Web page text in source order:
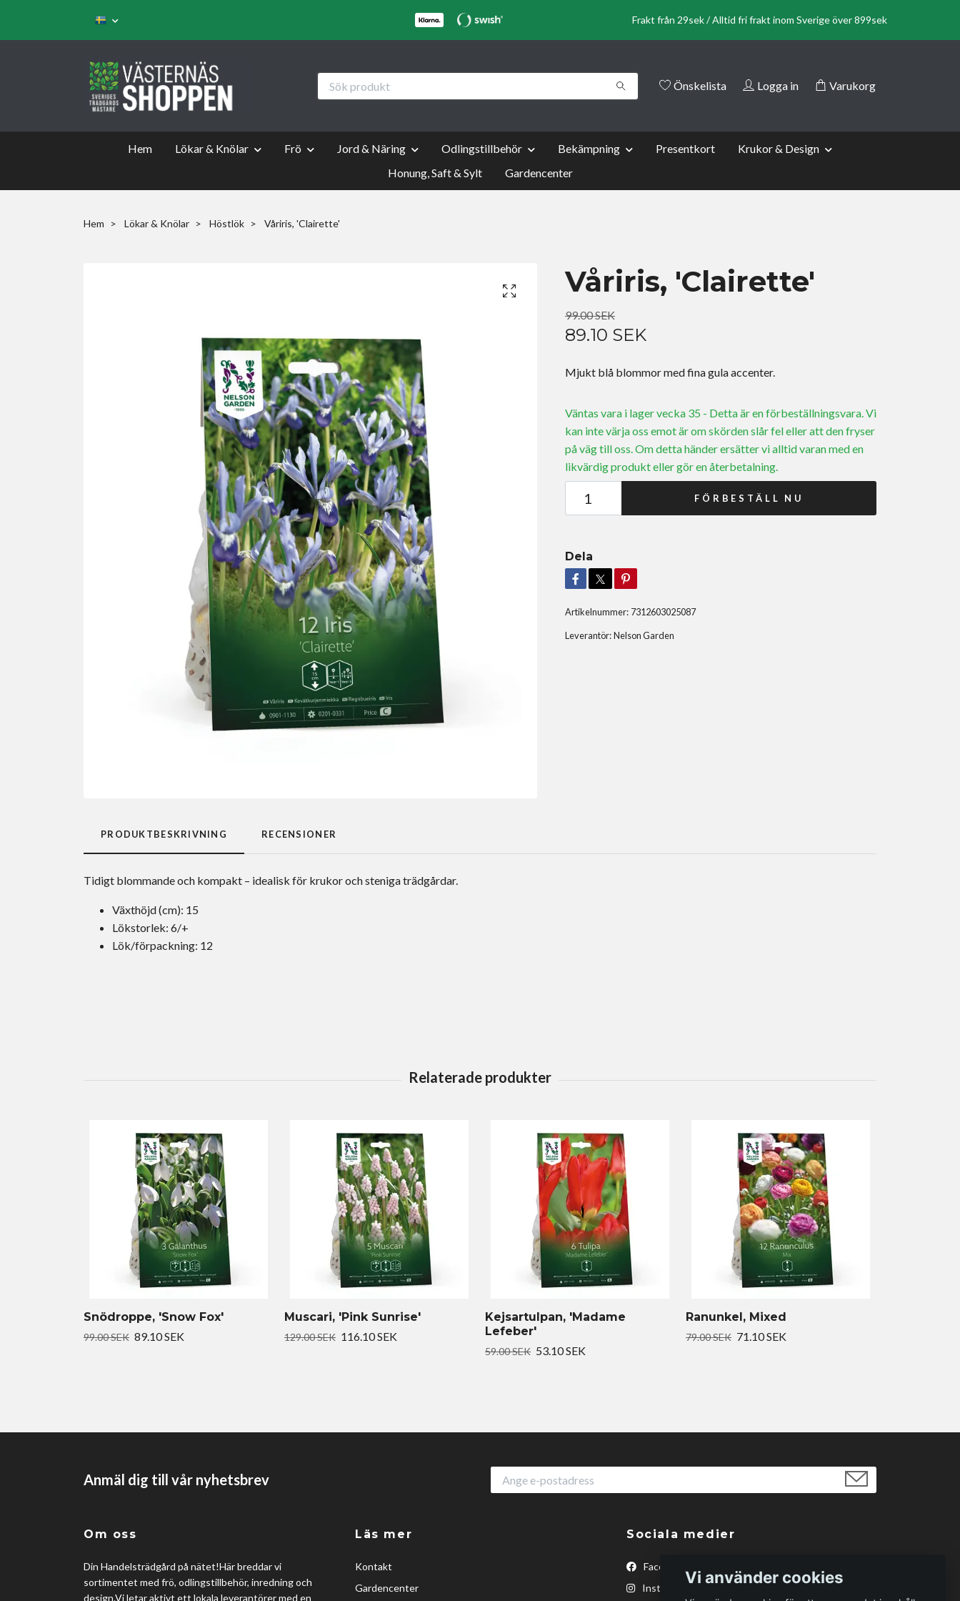
Frakt från 29sek / Alltid fri frakt inom Sverige över 899sek
Önskelista Logga in Varukorg
Hem Lökar & Knölar Frö Jord & Näring Odlingstillbehör Bekämpning Presentkort
Krukor & Design
Honung, Saft & Sylt
Gardencenter
Hem Lökar & Knölar Höstlök Våriris, 'Clairette'
Våriris, 'Clairette'
99.00 SEK
89.10 SEK
Mjukt blå blommor med fina gula accenter.
Väntas vara i lager vecka 35 - Detta är en förbeställningsvara. Vi
kan inte värja oss emot är om skörden slår fel eller att den fryser
på väg till oss. Om detta händer ersätter vi alltid varan med en
likvärdig produkt eller gör en återbetalning.
FÖRBESTÄLL NU
Dela
Artikelnummer: 7312603025087
Leverantör:Nelson Garden
PRODUKTBESKRIVNING RECENSIONER
Tidigt blommande och kompakt – idealisk för krukor och steniga trädgårdar.
Växthöjd (cm): 15
Lökstorlek: 6/+
Lök/förpackning: 12
Snödroppe, 'Snow Fox'
99.00 SEK 89.10 SEK
Muscari, 'Pink Sunrise'
129.00 SEK 116.10 SEK
Kejsartulpan, 'Madame
Lefeber'
59.00 SEK 53.10 SEK
Ranunkel, Mixed
79.00 SEK 71.10 SEK
Anmäl dig till vår nyhetsbrev
Om oss
Din Handelsträdgård på nätet!Här breddar vi
sortimentet med frö, odlingstillbehör, inredning och
design.Vi letar aktivt ett lokala leverantörer med en
Läs mer
Kontakt
Gardencenter
Sociala medier
Facebook
Instagram
Vi använder cookies